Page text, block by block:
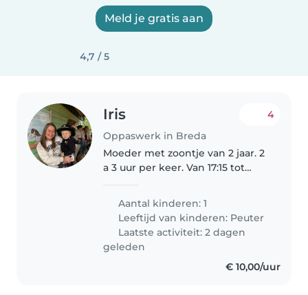
Meld je gratis aan
4,7 / 5
Iris
Oppaswerk in Breda
4
Moeder met zoontje van 2 jaar. 2
a 3 uur per keer. Van 17:15 tot
Aantal kinderen: 1
Leeftijd van kinderen: Peuter
Laatste activiteit: 2 dagen
geleden
€ 10,00/uur